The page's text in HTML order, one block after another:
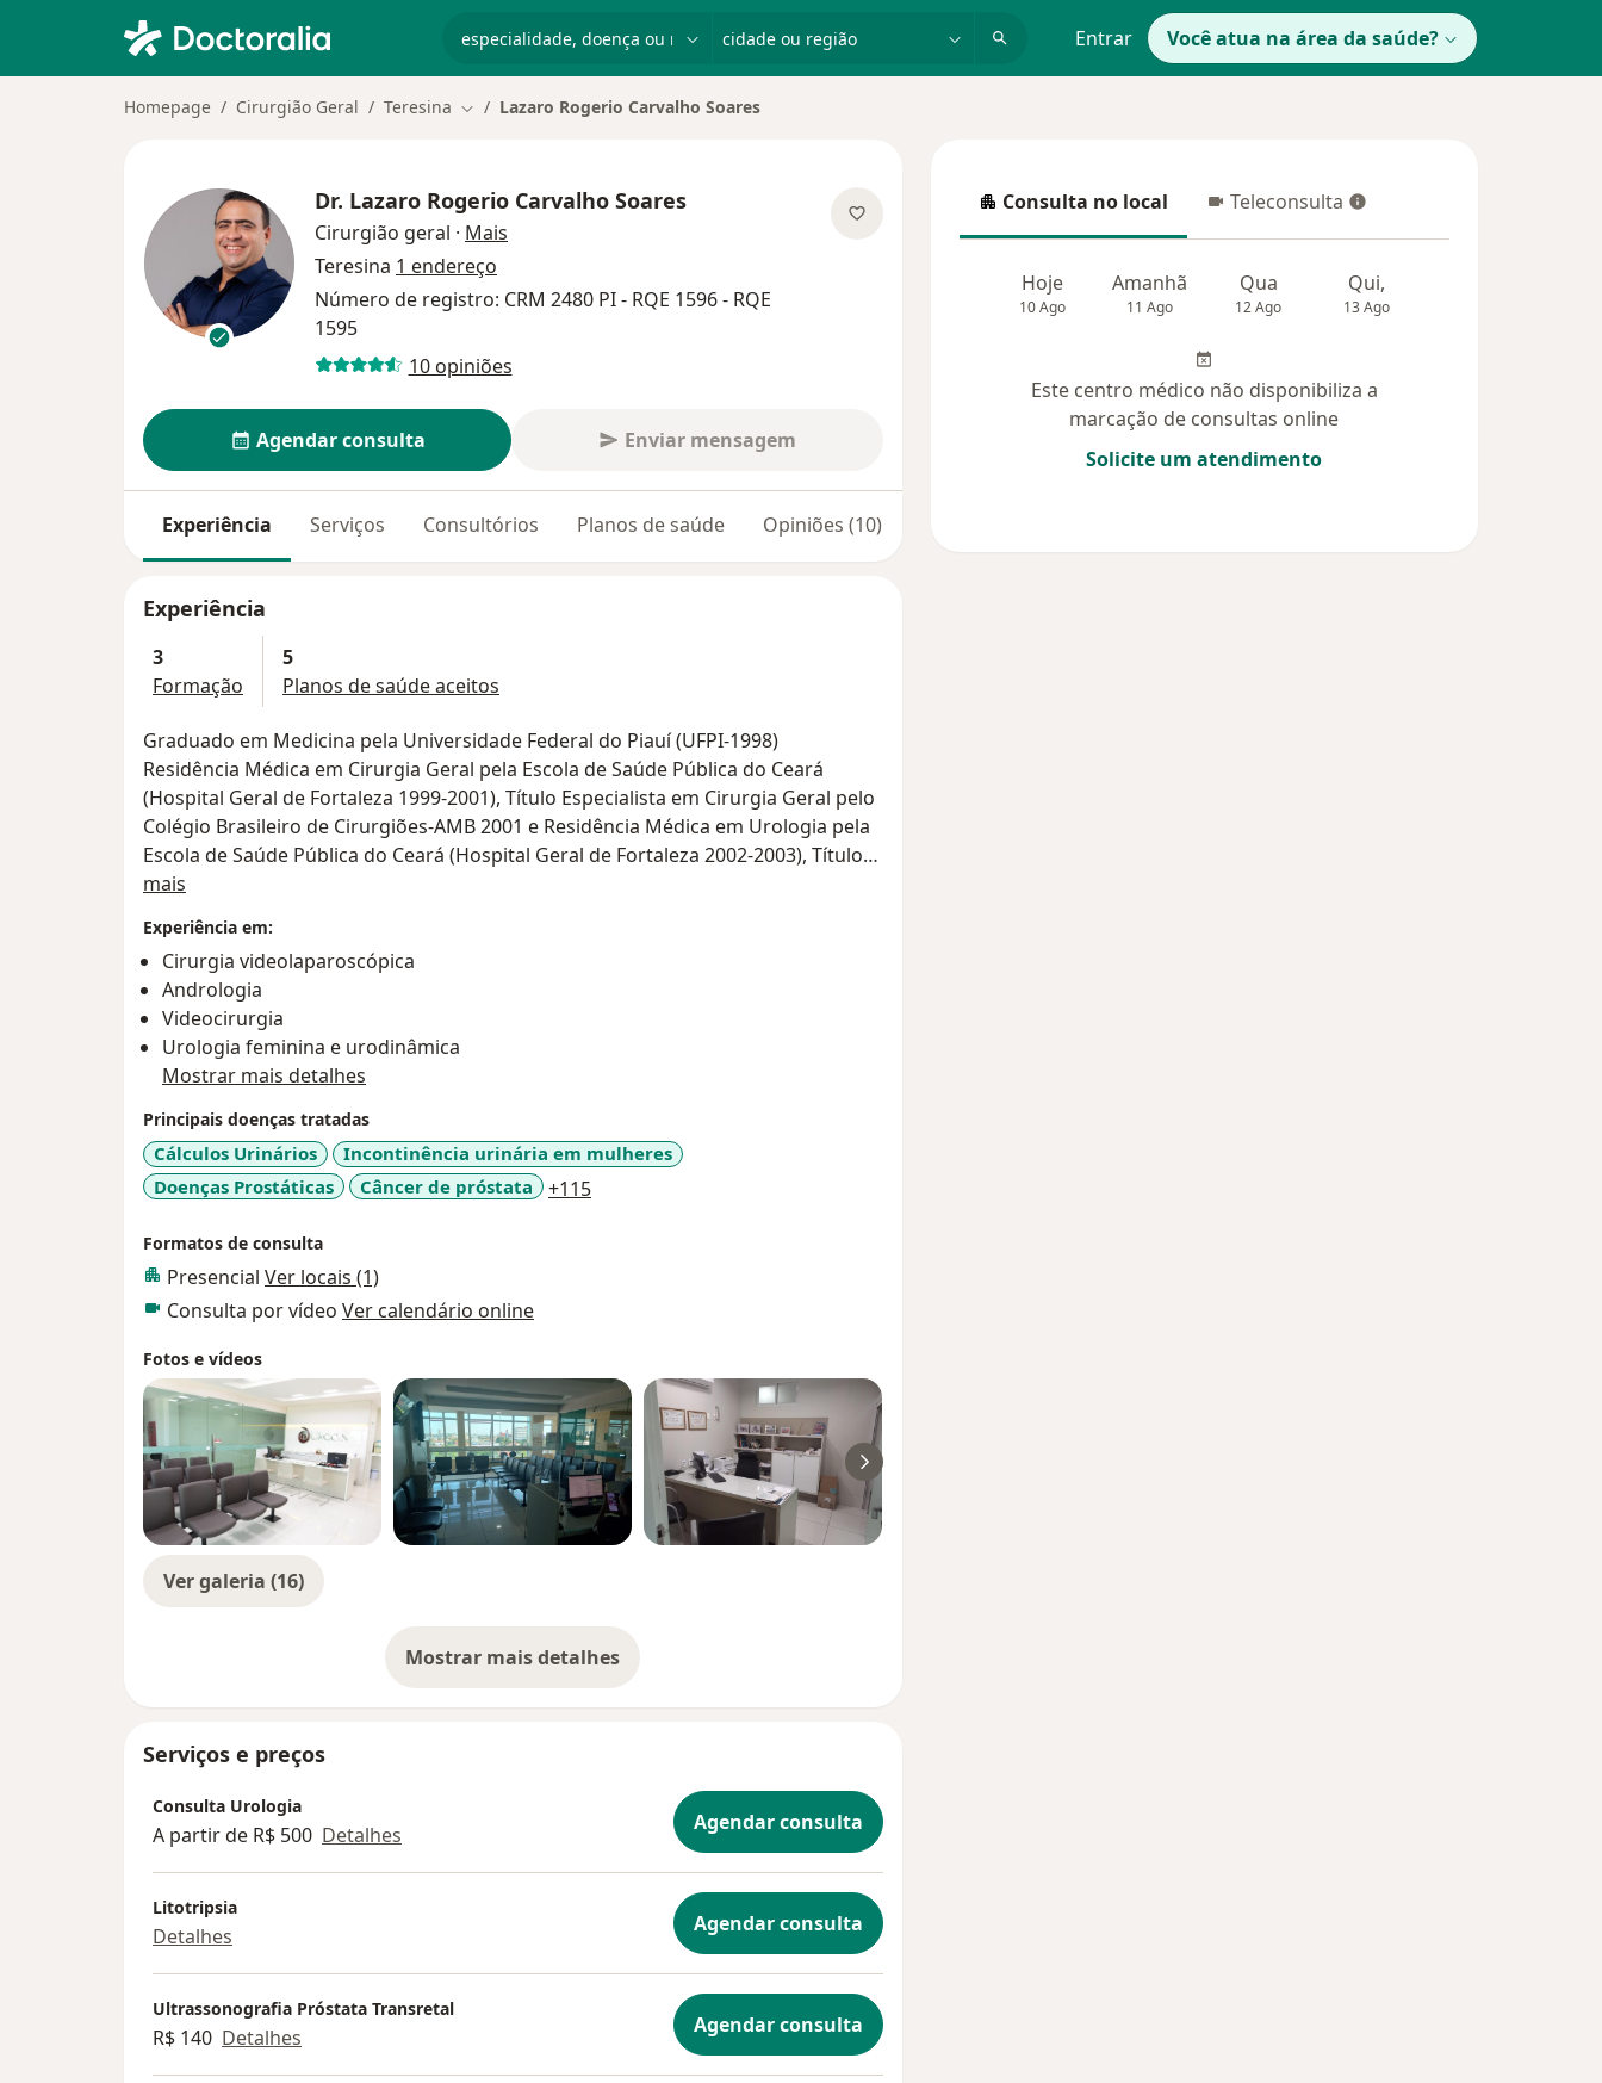
Entrar Você atua na área da saúde?
Homepage Cirurgião Geral Teresina Mudar de cidade
Lazaro Rogerio Carvalho Soares
Dr. Lazaro Rogerio Carvalho Soares
Cirurgião geral · Mais
Teresina 1 endereço
Número de registro: CRM 2480 PI - RQE 1596 - RQE
1595
10 opiniões
Agendar consulta Enviar mensagem
Experiência Serviços Consultórios Planos de saúde Opiniões (10)
Experiência
3
Formação
5
Planos de saúde aceitos
Graduado em Medicina pela Universidade Federal do Piauí (UFPI-1998)
Residência Médica em Cirurgia Geral pela Escola de Saúde Pública do Ceará
(Hospital Geral de Fortaleza 1999-2001), Título Especialista em Cirurgia Geral pelo
Colégio Brasileiro de Cirurgiões-AMB 2001 e Residência Médica em Urologia pela
Escola de Saúde Pública do Ceará (Hospital Geral de Fortaleza 2002-2003), Título
de Especialista em Urologia (TISBU nº 3.416), Especialista em Urologia Oncológica
(Hospital do Câncer-Instituto do Câncer do Ceará:2003-2004), Especialista em
Medicina do Trabalho (FUNORTE 2008-2009).
mais
Experiência em:
Cirurgia videolaparoscópica
Andrologia
Videocirurgia
Urologia feminina e urodinâmica
Mostrar mais detalhes
Principais doenças tratadas
Cálculos Urinários
Incontinência urinária em mulheres
Doenças Prostáticas
Câncer de próstata +115a11y_sr_more_diseases
Formatos de consulta
Presencial Ver locais (1)
Consulta por vídeo Ver calendário online
Fotos e vídeos
Ver galeria (16)
Mostrar mais detalhes
sobre a experiência
Serviços e preços
Consulta Urologia
A partir de R$ 500 Detalhes Agendar consulta
Litotripsia
Detalhes Agendar consulta
Ultrassonografia Próstata Transretal
R$ 140 Detalhes Agendar consulta
Consulta no local
Consulta no local Teleconsulta
Teleconsulta
Hoje
10 Ago
Amanhã
11 Ago
Qua
12 Ago
Qui,
13 Ago
Este centro médico não disponibiliza a
marcação de consultas online
Solicite um atendimento